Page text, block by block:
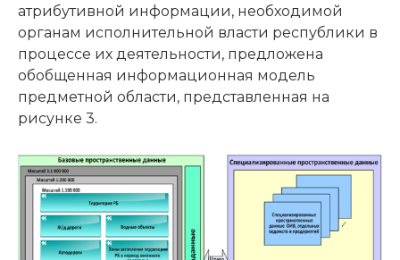
атрибутивной информации, необходимой
органам исполнительной власти республики в
процессе их деятельности, предложена
обобщенная информационная модель
предметной области, представленная на
рисунке 3.